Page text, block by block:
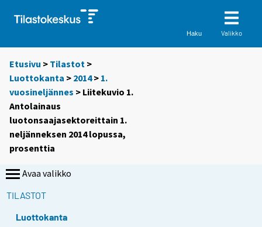
Haku Valikko
Etusivu > Tilastot >
Luottokanta > 2014> 1.
vuosineljännes > Liitekuvio 1.
Antolainaus
luotonsaajasektoreittain 1.
neljänneksen 2014 lopussa,
prosenttia
Avaa valikko
TILASTOT
Luottokanta